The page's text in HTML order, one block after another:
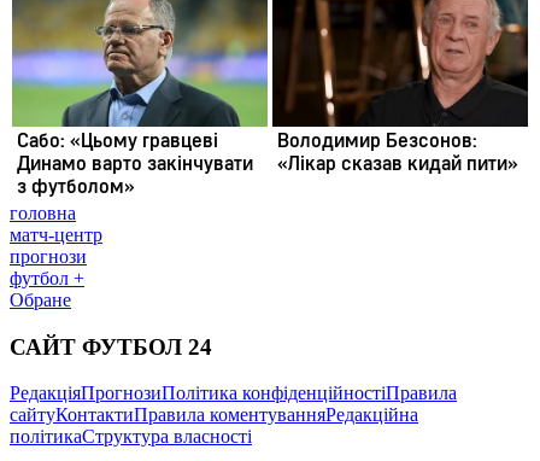
головна
матч-центр
прогнози
футбол +
Обране
САЙТ ФУТБОЛ 24
РедакціяПрогнозиПолітика конфіденційностіПравила
сайтуКонтактиПравила коментуванняРедакційна
політикаСтруктура власності